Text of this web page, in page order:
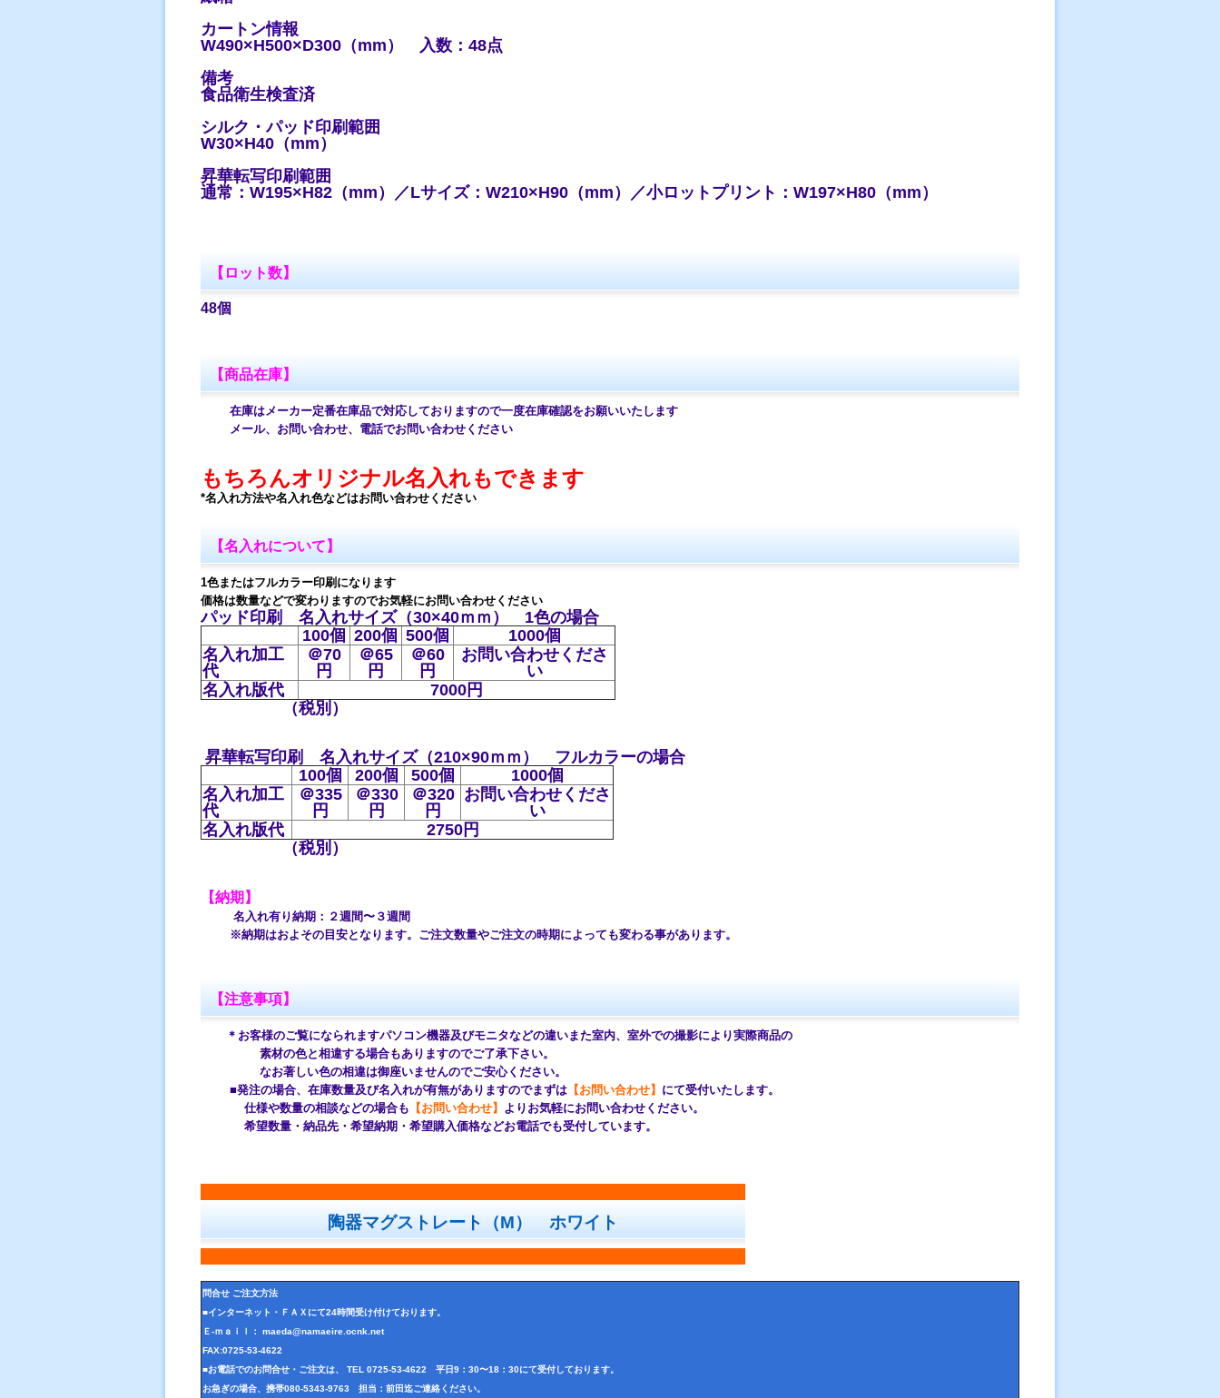
カートン情報
W490×H500×D300（mm） 入数：48点
備考
食品衛生検査済
シルク・パッド印刷範囲
W30×H40（mm）
昇華転写印刷範囲
通常：W195×H82（mm）／Lサイズ：W210×H90（mm）／小ロットプリント：W197×H80（mm）
【ロット数】
48個
【商品在庫】
在庫はメーカー定番在庫品で対応しておりますので一度在庫確認をお願いいたします
メール、お問い合わせ、電話でお問い合わせください
もちろんオリジナル名入れもできます
*名入れ方法や名入れ色などはお問い合わせください
【名入れについて】
1色またはフルカラー印刷になります
価格は数量などで変わりますのでお気軽にお問い合わせください
パッド印刷 名入れサイズ（30×40ｍｍ） 1色の場合
100個 200個 500個
1000個
名入れ加工
代
＠70
円
＠65
円
＠60
円
お問い合わせくださ
い
名入れ版代
7000円
（税別）
昇華転写印刷 名入れサイズ（210×90ｍｍ） フルカラーの場合
100個
200個 500個
1000個
名入れ加工
代
＠335
円
＠330
円
＠320
円
お問い合わせくださ
い
名入れ版代
2750円
（税別）
【納期】
名入れ有り納期：２週間〜３週間
※納期はおよその目安となります。ご注文数量やご注文の時期によっても変わる事があります。
【注意事項】
＊お客様のご覧になられますパソコン機器及びモニタなどの違いまた室内、室外での撮影により実際商品の
素材の色と相違する場合もありますのでご了承下さい。
なお著しい色の相違は御座いませんのでご安心ください。
■発注の場合、在庫数量及び名入れが有無がありますのでまずは 【お問い合わせ】 にて受付いたします。
仕様や数量の相談などの場合も 【お問い合わせ】 よりお気軽にお問い合わせください。
希望数量・納品先・希望納期・希望購入価格などお電話でも受付しています。
陶器マグストレート（M） ホワイト
問合せ ご注文方法
■インターネット・ＦＡＸにて24時間受け付けております。
Ｅ-ｍａｉｌ： maeda@namaeire.ocnk.net
FAX:0725-53-4622
■お電話でのお問合せ・ご注文は、 TEL 0725-53-4622 平日9：30〜18：30にて受付しております。
お急ぎの場合、携帯080-5343-9763 担当：前田迄ご連絡ください。